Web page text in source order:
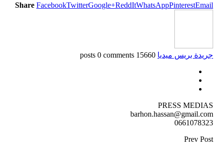
Share FacebookTwitterGoogle+ReddItWhatsAppPinterestEmail
جريدة بريس ميديا 15660 posts
0 comments
PRESS MEDIAS
barhon.hassan@gmail.com
0661078323
Prev Post